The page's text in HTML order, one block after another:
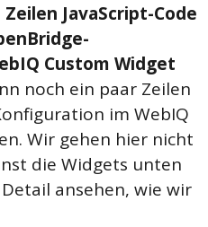
JavaScript-Code
Custom Widget
noch ein paar Zeilen
im WebIQ
Wir gehen hier nicht
die Widgets unten
ansehen, wie wir